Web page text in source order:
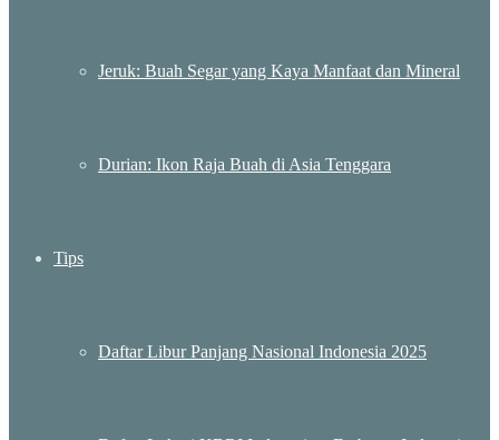
Jeruk: Buah Segar yang Kaya Manfaat dan Mineral
Durian: Ikon Raja Buah di Asia Tenggara
Tips
Daftar Libur Panjang Nasional Indonesia 2025